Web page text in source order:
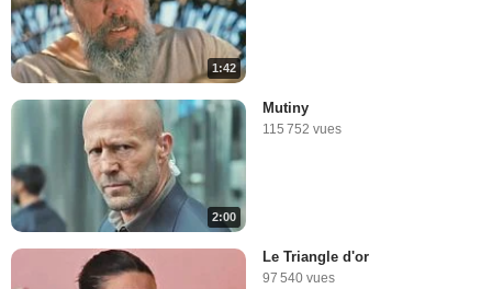
1:42
2:00
Mutiny
115 752 vues
Le Triangle d'or
97 540 vues